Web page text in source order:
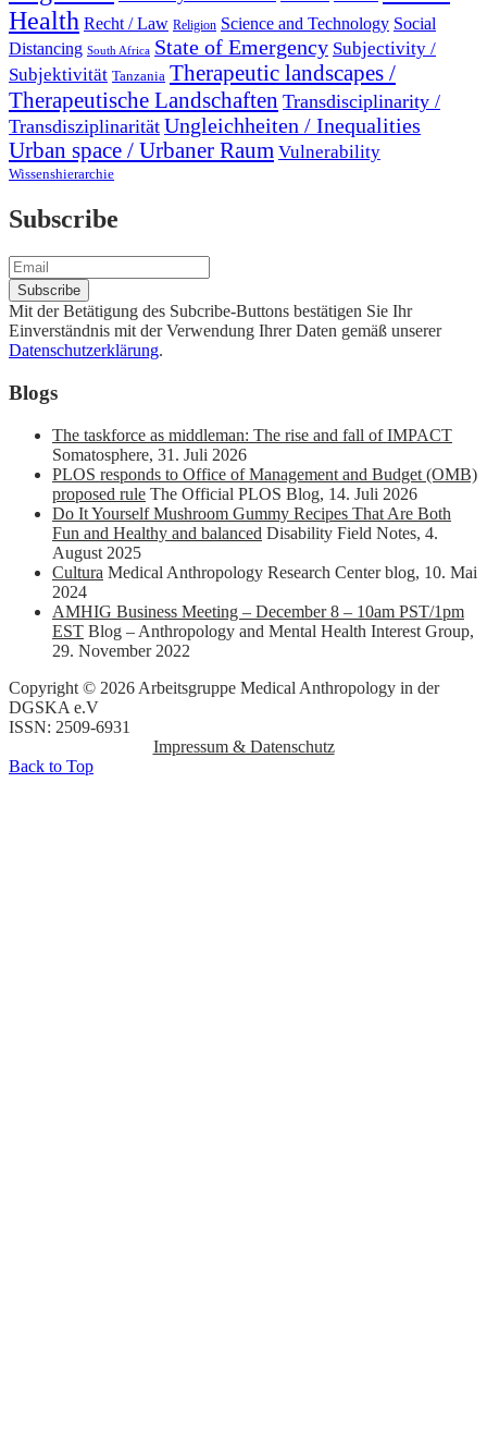
Health Recht / Law Religion Science and Technology Social
Distancing South Africa State of Emergency Subjectivity /
Subjektivität Tanzania Therapeutic landscapes /
Therapeutische Landschaften Transdisciplinarity /
Transdisziplinarität Ungleichheiten / Inequalities
Urban space / Urbaner Raum Vulnerability
Wissenshierarchie
Subscribe
Mit der Betätigung des Subcribe-Buttons bestätigen Sie Ihr
Einverständnis mit der Verwendung Ihrer Daten gemäß unserer
Datenschutzerklärung.
Blogs
The taskforce as middleman: The rise and fall of IMPACT
Somatosphere, 31. Juli 2026
PLOS responds to Office of Management and Budget (OMB)
proposed rule The Official PLOS Blog, 14. Juli 2026
Do It Yourself Mushroom Gummy Recipes That Are Both
Fun and Healthy and balanced Disability Field Notes, 4.
August 2025
Cultura Medical Anthropology Research Center blog, 10. Mai
2024
AMHIG Business Meeting – December 8 – 10am PST/1pm
EST Blog – Anthropology and Mental Health Interest Group,
29. November 2022
Copyright © 2026 Arbeitsgruppe Medical Anthropology in der
DGSKA e.V
ISSN: 2509-6931
Impressum & Datenschutz
Back to Top